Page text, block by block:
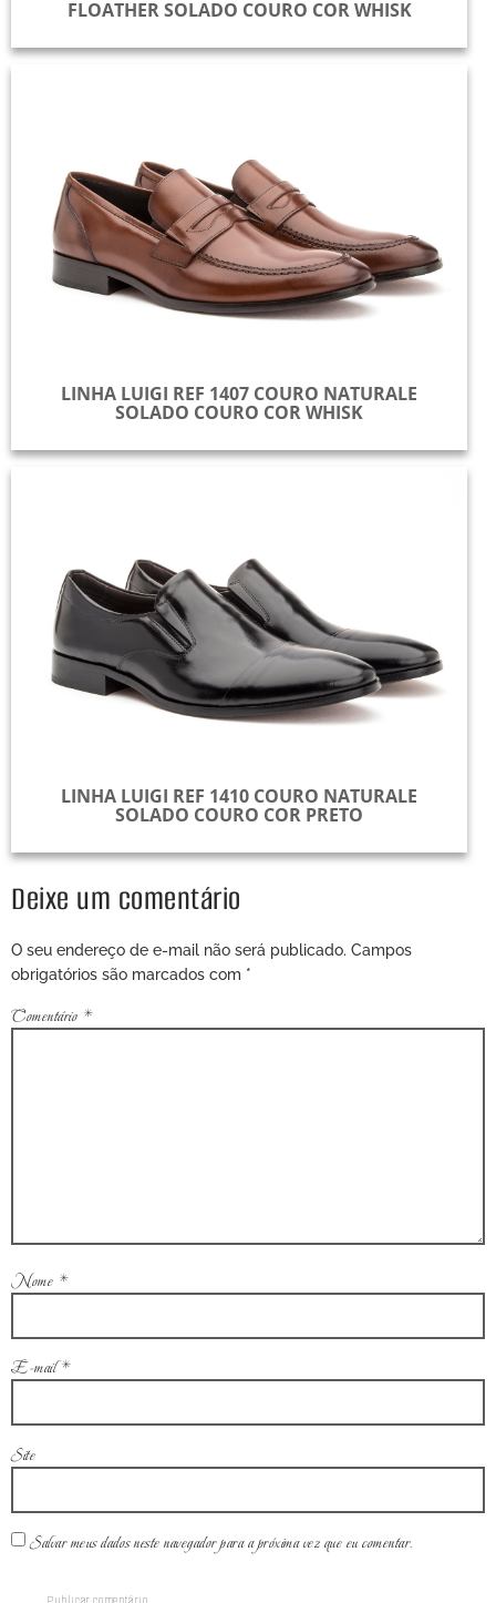
FLOATHER SOLADO COURO COR WHISK
LINHA LUIGI REF 1407 COURO NATURALE
SOLADO COURO COR WHISK
LINHA LUIGI REF 1410 COURO NATURALE
SOLADO COURO COR PRETO
Deixe um comentário
O seu endereço de e-mail não será publicado. Campos
obrigatórios são marcados com *
Comentário *
Nome *
E-mail*
Site
Salvar meus dados neste navegador para a próxima vez que eu comentar.